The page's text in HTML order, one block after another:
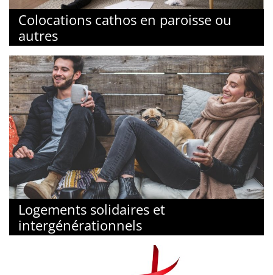
Colocations cathos en paroisse ou
autres
Logements solidaires et
intergénérationnels